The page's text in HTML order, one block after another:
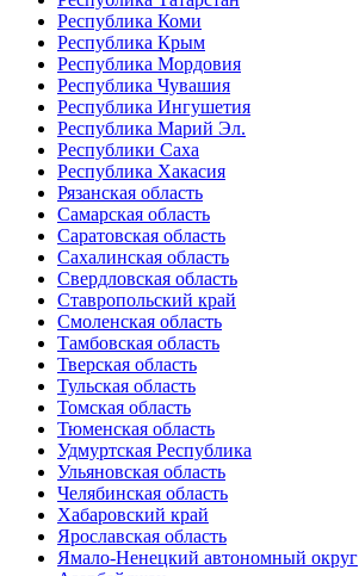
Республика Коми
Республика Крым
Республика Мордовия
Республика Чувашия
Республика Ингушетия
Республика Марий Эл.
Республики Саха
Республика Хакасия
Рязанская область
Самарская область
Саратовская область
Сахалинская область
Свердловская область
Ставропольский край
Смоленская область
Тамбовская область
Тверская область
Тульская область
Томская область
Тюменская область
Удмуртская Республика
Ульяновская область
Челябинская область
Хабаровский край
Ярославская область
Ямало-Ненецкий автономный округ